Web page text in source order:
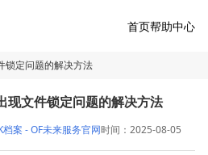
首页帮助中心
锁定问题的解决方法
现文件锁定问题的解决方法
案 - OF未来服务官网时间：2025-08-05